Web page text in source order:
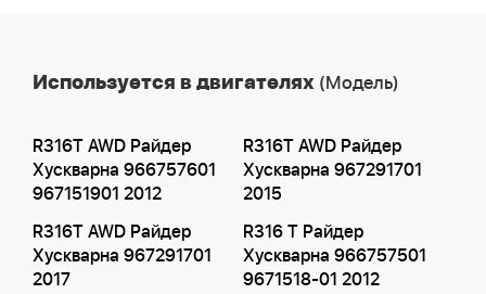
Используется в двигателях (Модель)
R316T AWD Райдер
Хускварна 966757601
967151901 2012
R316T AWD Райдер
Хускварна 967291701
2015
R316T AWD Райдер
Хускварна 967291701
2017
R316 T Райдер
Хускварна 966757501
9671518-01 2012